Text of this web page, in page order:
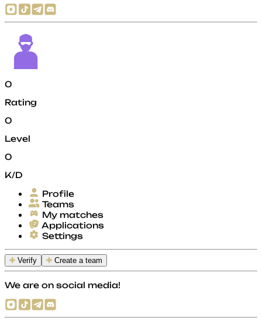
0
Rating
0
Level
0
K/D
Profile
Teams
My matches
Applications
Settings
Verify Create a team
We are on social media!